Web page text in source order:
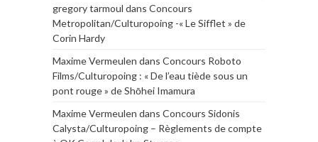
gregory tarmoul dans Concours
Metropolitan/Culturopoing -« Le Sifflet » de
Corin Hardy
Maxime Vermeulen dans Concours Roboto
Films/Culturopoing : « De l’eau tiède sous un
pont rouge » de Shōhei Imamura
Maxime Vermeulen dans Concours Sidonis
Calysta/Culturopoing – Règlements de compte